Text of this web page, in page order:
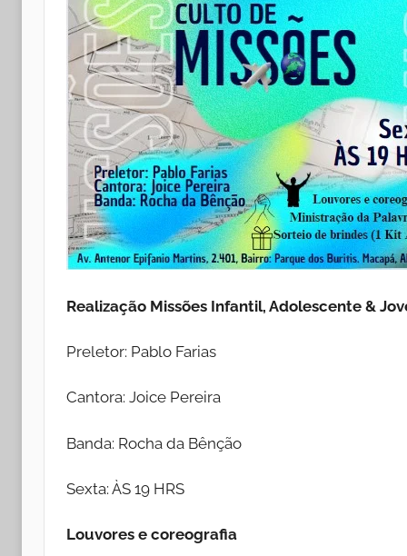
Realização Missões Infantil, Adolescente &
Preletor: Pablo Farias
Cantora: Joice Pereira
Banda: Rocha da Bênção
Sexta: ÀS 19 HRS
Louvores e coreografia